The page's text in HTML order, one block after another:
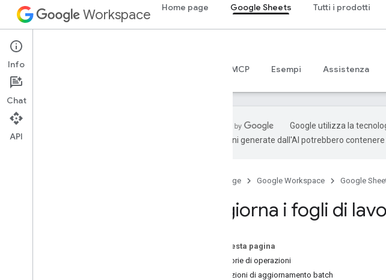
Workspace Home page Google Sheets Tutti i prodotti
Google Sheets
Panoramica Server MCP Esempi Assistenza
Google utilizza la
traduzioni generate dall'AI potrebbero contenere
Home page Google Workspace Google
Aggiorna i fogli di
Su questa pagina
Categorie di operazioni
Operazioni di aggiornamento batch
Info
Chat
API